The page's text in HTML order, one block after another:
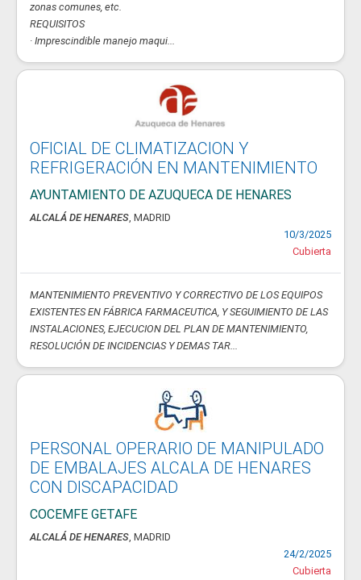
zonas comunes, etc.
REQUISITOS
· Imprescindible manejo maqui...
OFICIAL DE CLIMATIZACION Y
REFRIGERACIÓN EN MANTENIMIENTO
AYUNTAMIENTO DE AZUQUECA DE HENARES
ALCALÁ DE HENARES , MADRID
10/3/2025
Cubierta
MANTENIMIENTO PREVENTIVO Y CORRECTIVO DE LOS EQUIPOS
EXISTENTES EN FÁBRICA FARMACEUTICA, Y SEGUIMIENTO DE LAS
INSTALACIONES, EJECUCION DEL PLAN DE MANTENIMIENTO,
RESOLUCIÓN DE INCIDENCIAS Y DEMAS TAR...
PERSONAL OPERARIO DE MANIPULADO
DE EMBALAJES ALCALA DE HENARES
CON DISCAPACIDAD
COCEMFE GETAFE
ALCALÁ DE HENARES , MADRID
24/2/2025
Cubierta